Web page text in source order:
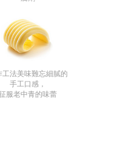
工法美味難忘細膩的
手工口感，
服老中青的味蕾